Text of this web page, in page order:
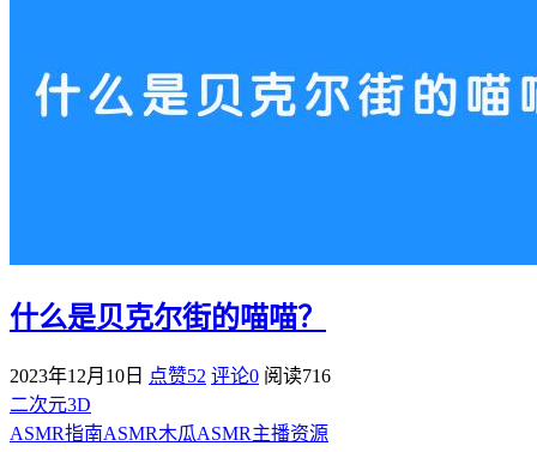
什么是贝克尔街的喵喵？
2023年12月10日 点赞52 评论0 阅读716
二次元3D
ASMR指南ASMR木瓜ASMR主播资源